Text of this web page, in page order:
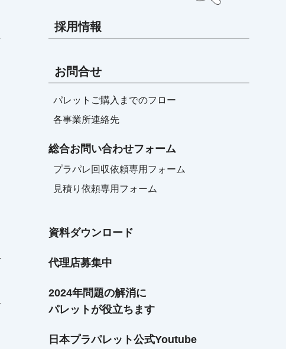
採用情報
お問合せ
パレットご購入までのフロー
各事業所連絡先
総合お問い合わせフォーム
プラパレ回収依頼専用フォーム
見積り依頼専用フォーム
資料ダウンロード
代理店募集中
2024年問題の解消に
パレットが役立ちます
日本プラパレット公式Youtube